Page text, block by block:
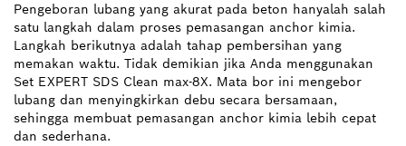
Pengeboran lubang yang akurat pada beton hanyalah salah
satu langkah dalam proses pemasangan anchor kimia.
Langkah berikutnya adalah tahap pembersihan yang
memakan waktu. Tidak demikian jika Anda menggunakan
Set EXPERT SDS Clean max-8X. Mata bor ini mengebor
lubang dan menyingkirkan debu secara bersamaan,
sehingga membuat pemasangan anchor kimia lebih cepat
dan sederhana.